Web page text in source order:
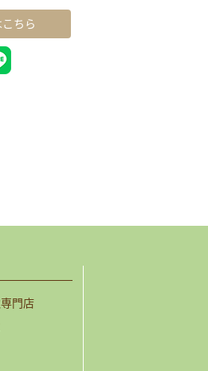
ちら
門店